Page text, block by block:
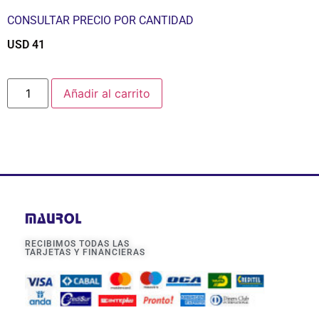
CONSULTAR PRECIO POR CANTIDAD
USD 41
Añadir al carrito
RECIBIMOS TODAS LAS
TARJETAS Y FINANCIERAS